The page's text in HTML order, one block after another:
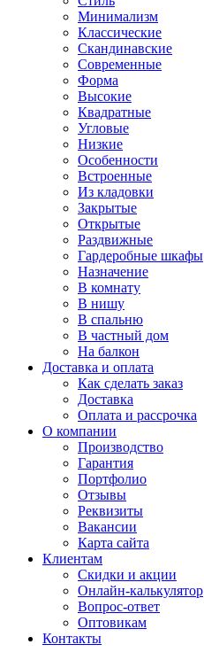
Минимализм
Классические
Скандинавские
Современные
Форма
Высокие
Квадратные
Угловые
Низкие
Особенности
Встроенные
Из кладовки
Закрытые
Открытые
Раздвижные
Гардеробные шкафы
Назначение
В комнату
В нишу
В спальню
В частный дом
На балкон
Доставка и оплата
Как сделать заказ
Доставка
Оплата и рассрочка
О компании
Производство
Гарантия
Портфолио
Отзывы
Реквизиты
Вакансии
Карта сайта
Клиентам
Скидки и акции
Онлайн-калькулятор
Вопрос-ответ
Оптовикам
Контакты